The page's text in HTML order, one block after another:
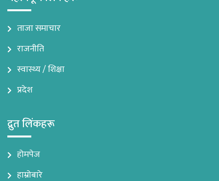
ताजा समाचार
राजनीति
स्वास्थ्य / शिक्षा
प्रदेश
द्रुत लिंकहरू
होमपेज
हाम्रोबारे